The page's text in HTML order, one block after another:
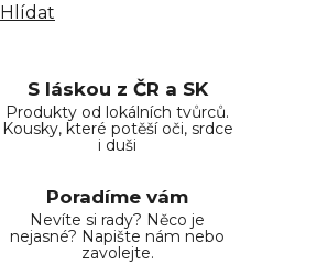
Hlídat
S láskou z ČR a SK
Produkty od lokálních tvůrců.
Kousky, které potěší oči, srdce
i duši
Poradíme vám
Nevíte si rady? Něco je
nejasné? Napište nám nebo
zavolejte.